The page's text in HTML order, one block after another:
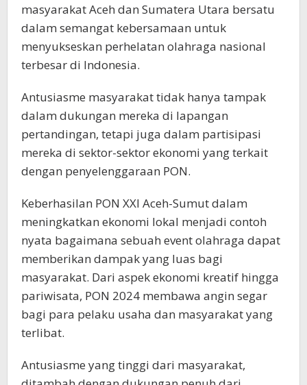
masyarakat Aceh dan Sumatera Utara bersatu
dalam semangat kebersamaan untuk
menyukseskan perhelatan olahraga nasional
terbesar di Indonesia.
Antusiasme masyarakat tidak hanya tampak
dalam dukungan mereka di lapangan
pertandingan, tetapi juga dalam partisipasi
mereka di sektor-sektor ekonomi yang terkait
dengan penyelenggaraan PON.
Keberhasilan PON XXI Aceh-Sumut dalam
meningkatkan ekonomi lokal menjadi contoh
nyata bagaimana sebuah event olahraga dapat
memberikan dampak yang luas bagi
masyarakat. Dari aspek ekonomi kreatif hingga
pariwisata, PON 2024 membawa angin segar
bagi para pelaku usaha dan masyarakat yang
terlibat.
Antusiasme yang tinggi dari masyarakat,